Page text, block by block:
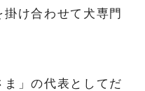
け合わせて犬専門
」の代表としてだ